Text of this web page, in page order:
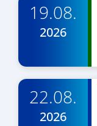
19.08.
2026
22.08.
2026